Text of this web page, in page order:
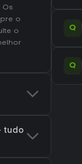
Os
o
o
tudo
Q
Q